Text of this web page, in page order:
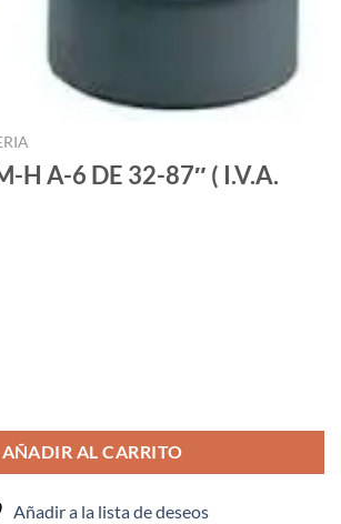
H A-6 DE 32-87″ ( I.V.A.
AÑADIR AL CARRITO
Añadir a la lista de deseos